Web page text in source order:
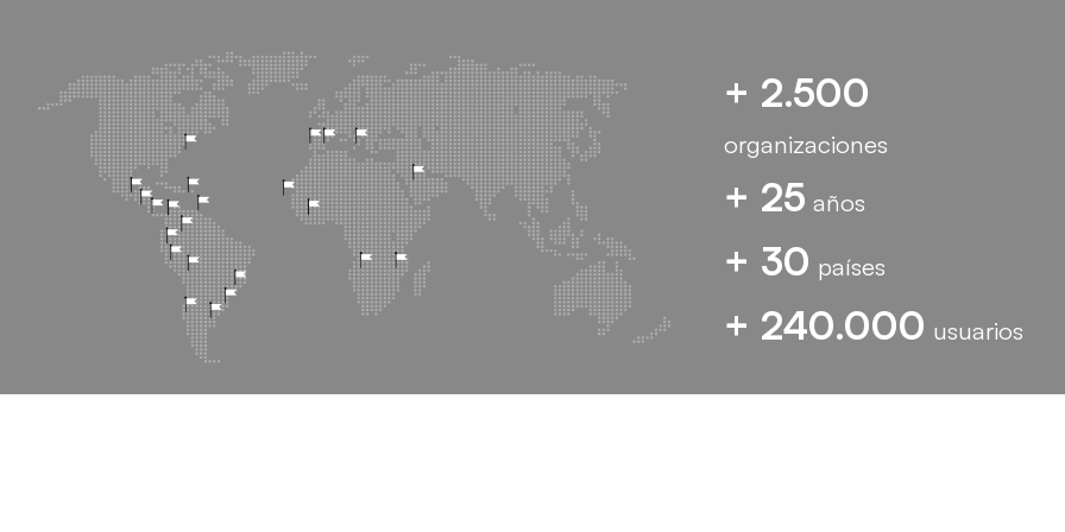
+ 2.500
organizaciones
+ 25 años
+ 30 países
+ 240.000 usuarios